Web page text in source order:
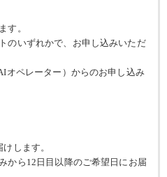
す。
のいずれかで、お申し込みいただ
オペレーター）からのお申し込み
します。
から12日目以降のご希望日にお届